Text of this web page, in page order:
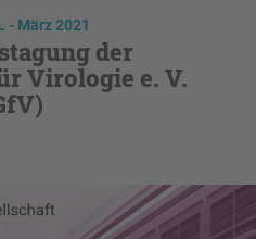
- März 2021
der
Virologie e. V.